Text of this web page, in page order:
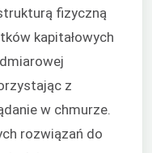
fizyczną
kapitałowych
z
w chmurze.
rozwiązań do